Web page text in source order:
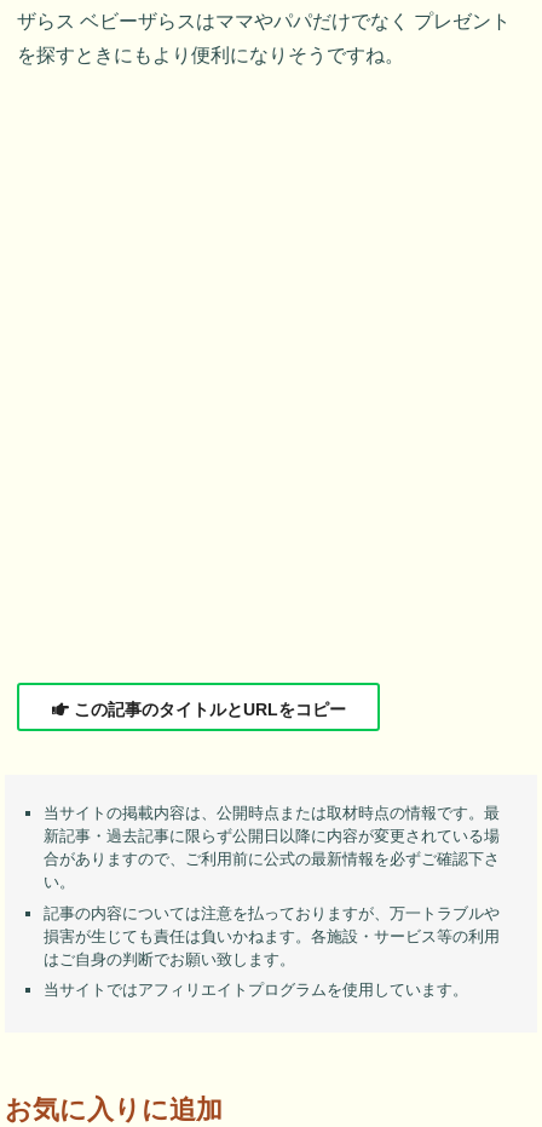
ザらス ベビーザらスはママやパパだけでなく プレゼント
を探すときにもより便利になりそうですね。
この記事のタイトルとURLをコピー
当サイトの掲載内容は、公開時点または取材時点の情報です。最
新記事・過去記事に限らず公開日以降に内容が変更されている場
合がありますので、ご利用前に公式の最新情報を必ずご確認下さ
い。
記事の内容については注意を払っておりますが、万一トラブルや
損害が生じても責任は負いかねます。各施設・サービス等の利用
はご自身の判断でお願い致します。
当サイトではアフィリエイトプログラムを使用しています。
お気に入りに追加